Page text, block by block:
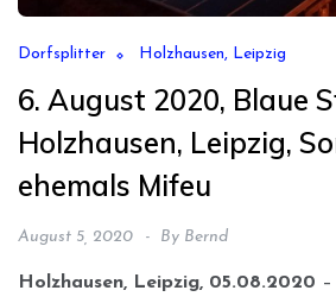
Dorfsplitter Holzhausen, Leipzig
6. August 2020, Blaue
Holzhausen, Leipzig,
ehemals Mifeu
August 5, 2020 By Bernd
Holzhausen, Leipzig, 05.08.2020